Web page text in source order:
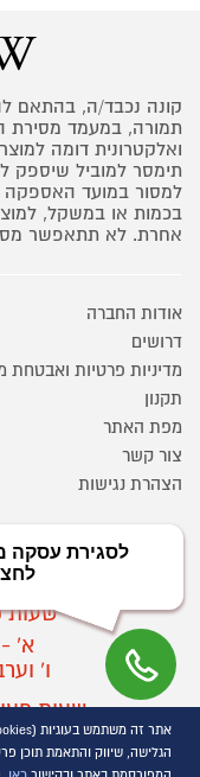
קונה נכבד/ה, בהתאם
תמורה, במעמד מסירת
ואלקטרונית דומה
תימסר למוביל שיספק
למסור במועד האספקה
בכמות או במשקל,
אחרת. לא תתאפשר
אודות החברה
דרושים
מדיניות פרטיות ואבטחת
תקנון
מפת האתר
צור קשר
הצהרת נגישות
מוקד
שעות
א'
ו'
שעות
א'
הגלישה, שיווק והתאמת תוכן